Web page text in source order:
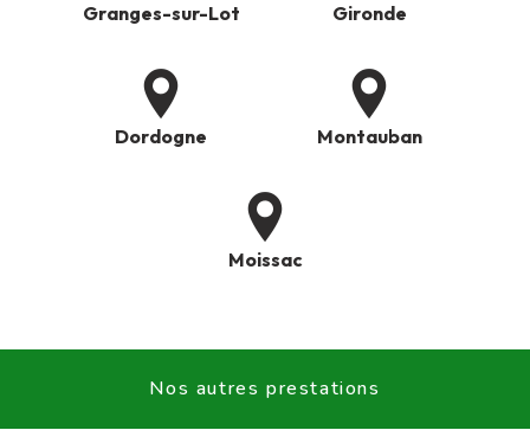
Granges-sur-Lot Gironde
Dordogne Montauban
Moissac
Nos autres prestations